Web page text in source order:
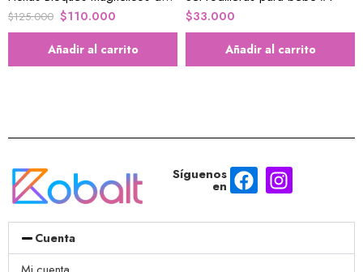
$125.000 $110.000
Añadir al carrito
$33.000
Añadir al carrito
Síguenos
en
Cuenta